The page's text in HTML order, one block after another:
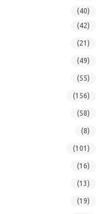
(40)
(42)
(21)
(49)
(55)
(156)
(58)
(8)
(101)
(16)
(13)
(19)